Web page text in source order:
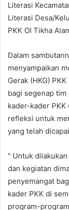
Literasi
Literasi Desa/
PKK OI Tikha
Dalam
menyampaikan
Gerak (HKG)
bagi segenap
kader-kader PKK
refleksi untuk
yang telah
" Untuk
dan kegiatan
penyemangat
kader PKK di
program-